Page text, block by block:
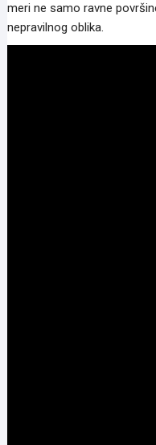
meri ne samo ravne
nepravilnog oblika.